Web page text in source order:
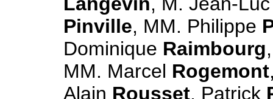
Pinville, MM. Philippe
Dominique Raimbourg
MM. Marcel Rogemont
Alain Rousset, Patrick